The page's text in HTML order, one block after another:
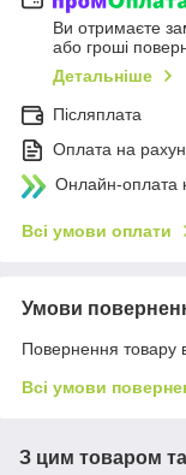
Ви отримаєте
або гроші
Детальніше
Післяплата
Оплата на
Онлайн-оплата
Всі умови оплати
Умови
Повернення товару
Всі умови
З цим товаром